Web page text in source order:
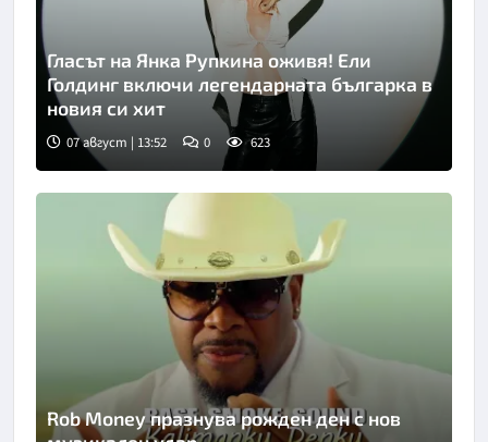
Гласът на Янка Рупкина оживя! Ели
Голдинг включи легендарната българка в
новия си хит
07 август | 13:52 0 623
Rob Money празнува рожден ден с нов